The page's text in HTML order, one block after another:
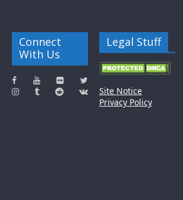
Connect
With Us
Legal Stuff
Site Notice
Privacy Policy